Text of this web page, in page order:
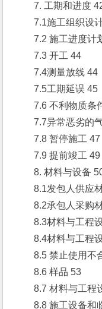
7. 工期和进度
7.1施工组织设
7.2 施工进度计
7.3 开工 44
7.4测量放线 44
7.5工期延误 45
7.6 不利物质条
7.7异常恶劣的气
7.8 暂停施工 47
7.9 提前竣工 49
8. 材料与设备
8.1发包人供应材
8.2承包人采购材
8.3材料与工程设
8.4材料与工程设
8.5 禁止使用不合
8.6 样品 53
8.7 材料与工程
8.8 施工设备和